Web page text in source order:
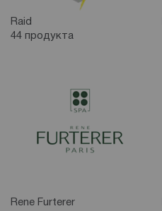
Raid
44 продукта
Rene Furterer